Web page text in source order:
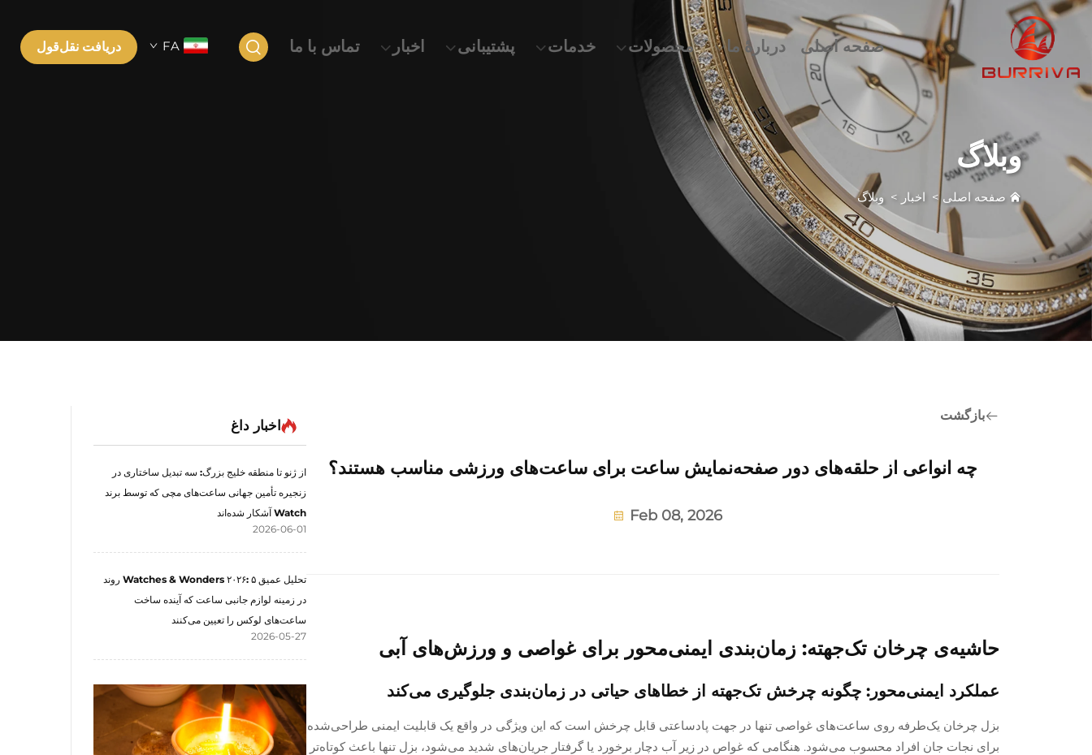
صفحه اصلی دربارهٔ ما محصولات خدمات پشتیبانی اخبار تماس با ما FA دریافت نقل‌قول
وبلاگ
صفحه اصلی> اخبار > وبلاگ
بازگشت
چه انواعی از حلقه‌های دور صفحه‌نمایش ساعت برای ساعت‌های ورزشی مناسب هستند؟
Feb 08, 2026
حاشیه‌ی چرخان تک‌جهته: زمان‌بندی ایمنی‌محور برای غواصی و ورزش‌های آبی
عملکرد ایمنی‌محور: چگونه چرخش تک‌جهته از خطاهای حیاتی در زمان‌بندی جلوگیری می‌کند
بزل چرخان یک‌طرفه روی ساعت‌های غواصی تنها در جهت پادساعتی قابل چرخش است که این ویژگی در واقع یک قابلیت ایمنی طراحی‌شده
برای نجات جان افراد محسوب می‌شود. هنگامی که غواص در زیر آب دچار برخورد یا گرفتار جریان‌های شدید می‌شود، بزل تنها باعث کوتاه‌تر
اخبار داغ
از ژنو تا منطقه خلیج بزرگ: سه تبدیل ساختاری در
زنجیره تأمین جهانی ساعت‌های مچی که توسط برند
Watch آشکار شده‌اند
2026-06-01
تحلیل عمیق Watches & Wonders ۲۰۲۶: ۵ روند
در زمینه لوازم جانبی ساعت که آینده ساخت
ساعت‌های لوکس را تعیین می‌کنند
2026-05-27